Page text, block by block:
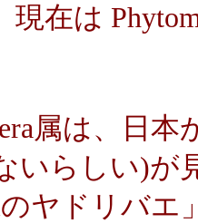
現在は
属は、日
いらしい)が
ヤドリバエ